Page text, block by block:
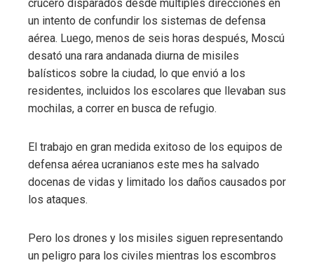
crucero disparados desde múltiples direcciones en
un intento de confundir los sistemas de defensa
aérea. Luego, menos de seis horas después, Moscú
desató una rara andanada diurna de misiles
balísticos sobre la ciudad, lo que envió a los
residentes, incluidos los escolares que llevaban sus
mochilas, a correr en busca de refugio.
El trabajo en gran medida exitoso de los equipos de
defensa aérea ucranianos este mes ha salvado
docenas de vidas y limitado los daños causados ​​por
los ataques.
Pero los drones y los misiles siguen representando
un peligro para los civiles mientras los escombros